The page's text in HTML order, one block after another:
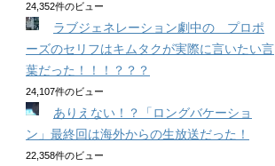
24,352件のビュー
ラブジェネレーション劇中の プロポ
ーズのセリフはキムタクが実際に言いたい言
葉だった！！！？？？
24,107件のビュー
ありえない！？「ロングバケーショ
ン」最終回は海外からの生放送だった！
22,358件のビュー